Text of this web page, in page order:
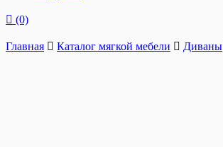
(0)
Главная Каталог мягкой мебели Диваны